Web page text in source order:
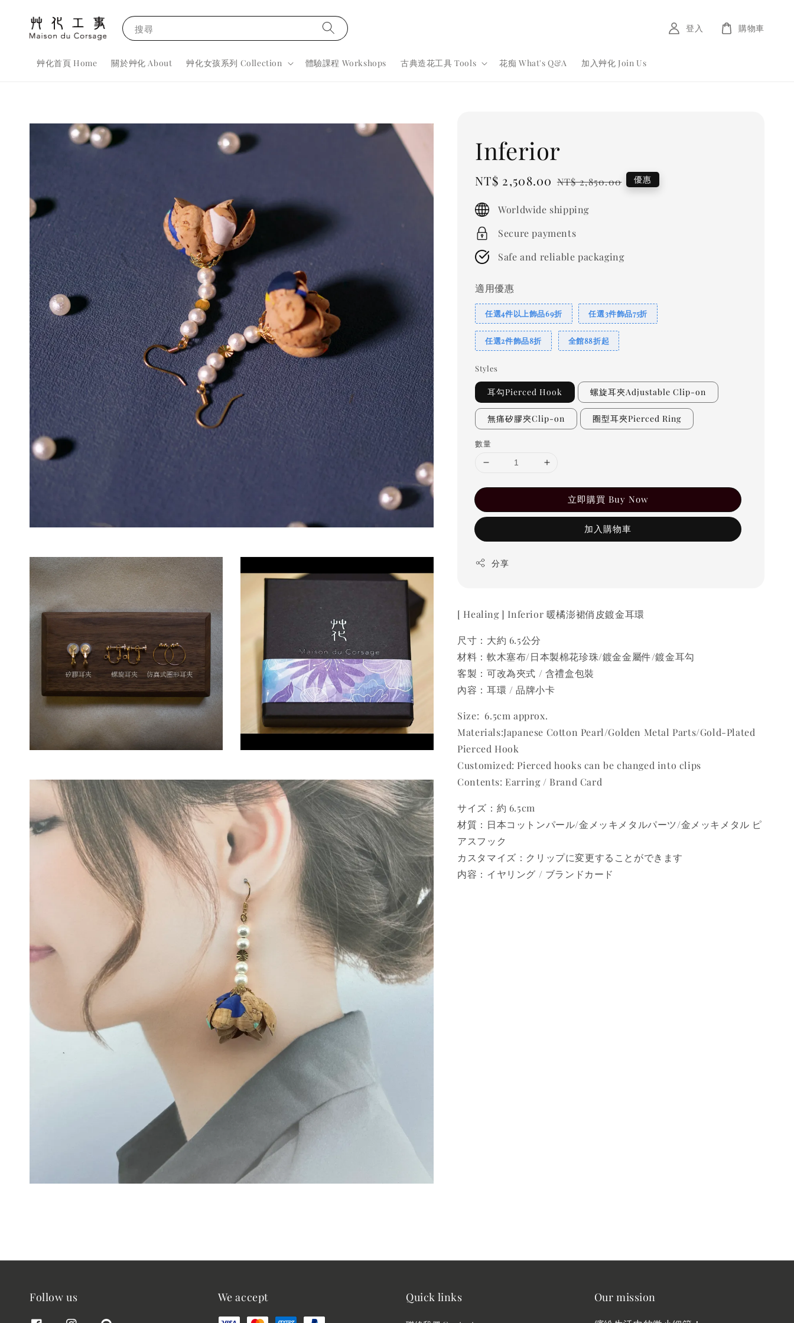
搜尋
艸化首頁 Home 關於艸化 About 艸化女孩系列 Collection 體驗課程 Workshops 古典造花工具 Tools 花痴 What's Q&A 加入艸化 Join Us
登入 購物車
Inferior
Sale
NT$ 2,508.00 Regular
NT$ 2,850.00 優惠
Worldwide shipping
Secure payments
Safe and reliable packaging
適用優惠
任選4件以上飾品69折 任選3件飾品75折
任選2件飾品8折 全館88折起
Styles
耳勾Pierced Hook 螺旋耳夾Adjustable Clip-on
無痛矽膠夾Clip-on 圈型耳夾Pierced Ring
數量
立即購買 Buy Now
加入購物車
分享
[ Healing ] Inferior 暖橘澎裙俏皮鍍金耳環
尺寸：大約 6.5公分
材料：軟木塞布/日本製棉花珍珠/鍍金金屬件/鍍金耳勾
客製：可改為夾式 / 含禮盒包裝
內容：耳環 / 品牌小卡
Size: 6.5cm approx.
Materials:Japanese Cotton Pearl/Golden Metal Parts/Gold-Plated
Pierced Hook
Customized: Pierced hooks can be changed into clips
Contents: Earring / Brand Card
サイズ：約 6.5cm
材質：日本コットンパール/金メッキメタルパーツ/金メッキメタル ピ
アスフック
カスタマイズ：クリップに変更することができます
内容：イヤリング / ブランドカード
Follow us We accept Quick links Our mission